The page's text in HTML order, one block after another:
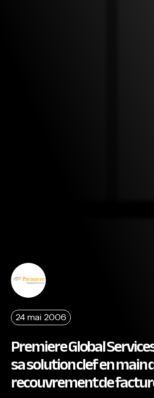
24 mai 2006
Premiere Global
sa solution clef en main
recouvrement de